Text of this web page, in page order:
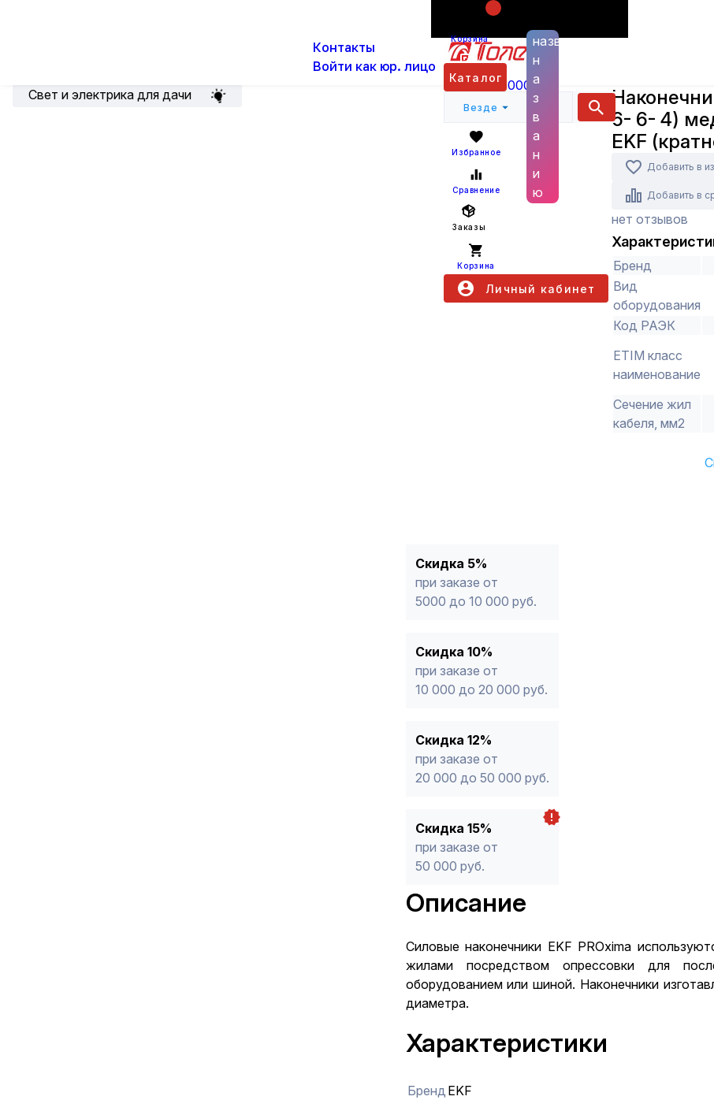
Контакты
Войти как юр. лицо
Корзина
+7 (800) 6000 600
Каталог
Везде
названию
н
а
з
в
а
н
и
ю
Избранное
Сравнение
Заказы
Корзина
Личный кабинет
Свет и электрика для дачи
Каталог Кабельная арматура
медный луженый EKF (кратно 1)
6- 6- 4)
EKF
Добавить в
Добавить в
нет отзывов
Бренд
Вид
оборудования
Код РАЭК
ETIM класс
наименование
Сечение жил
кабеля, мм2
Скидка 5%
при заказе от
5000 до 10 000 руб.
Скидка 10%
при заказе от
10 000 до 20 000 руб.
Скидка 12%
при заказе от
20 000 до 50 000 руб.
Скидка 15%
при заказе от
50 000 руб.
Описание
Силовые наконечники EKF PROxima
жилами посредством опрессовки для
оборудованием или шиной. Наконечники
диаметра.
Характеристики
Бренд EKF